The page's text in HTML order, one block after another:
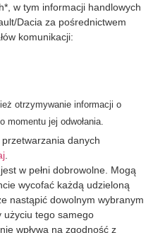
w tym informacji handlowych
Dacia za pośrednictwem
komunikacji:
otrzymywanie informacji o
jej odwołania.
danych
w pełni dobrowolne. Mogą
wycofać każdą udzieloną
nastąpić dowolnym wybranym
użyciu tego samego
wpływa na zgodność z